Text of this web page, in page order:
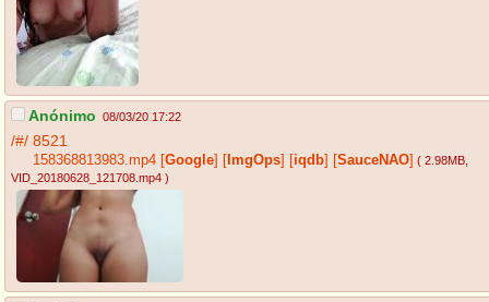
Anónimo 08/03/20 17:22
/#/ 8521
158368813983.mp4 [Google] [ ImgOps] [iqdb] [SauceNAO] ( 2.98MB
VID_20180628_121708.mp4 )